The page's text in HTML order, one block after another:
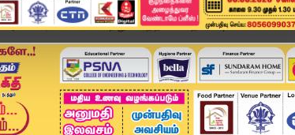
அமைச்சர் மகன்களின் நிறுவனத்தில் சோதனை | Sekar B...